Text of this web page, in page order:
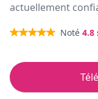
actuellement
Noté 4.8